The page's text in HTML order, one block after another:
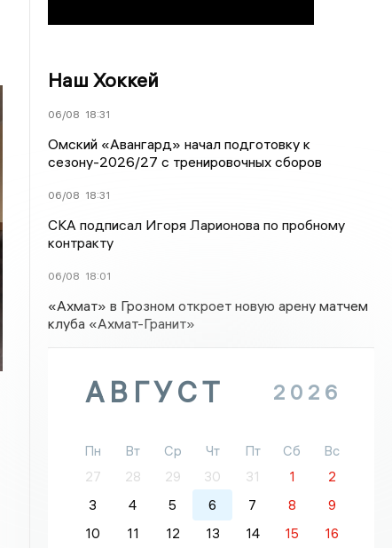
Наш Хоккей
06/08 18:31
Омский «Авангард» начал подготовку к
сезону-2026/27 с тренировочных сборов
06/08 18:31
СКА подписал Игоря Ларионова по пробному
контракту
06/08 18:01
«Ахмат» в Грозном откроет новую арену матчем
клуба «Ахмат-Гранит»
АВГУСТ 2026
Пн Вт Ср Чт Пт Сб
Вс
27
28 29 30 31 1
2
3
4 5 6 7 8
9
10
11 12 13 14 15
16